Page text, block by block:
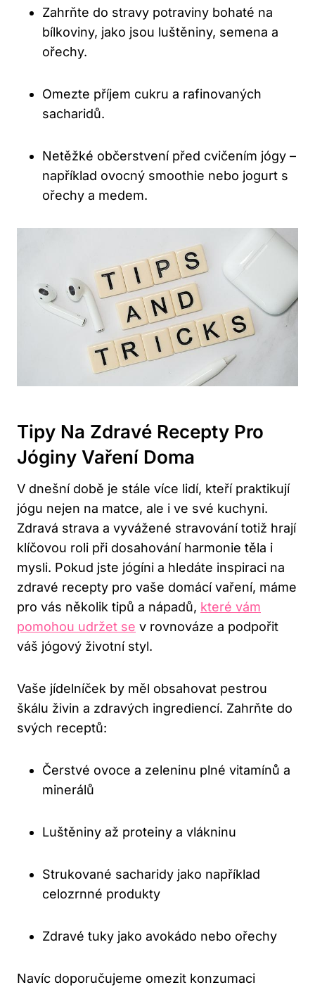
Zahrňte do stravy potraviny bohaté na
bílkoviny, jako jsou luštěniny, semena a
ořechy.
Omezte příjem cukru a rafinovaných
sacharidů.
Netěžké občerstvení před cvičením jógy –
například ovocný smoothie nebo jogurt s
ořechy a medem.
Tipy Na Zdravé Recepty Pro
Jóginy Vaření Doma
V dnešní době je stále více lidí, kteří praktikují
jógu nejen na matce, ale i ve své kuchyni.
Zdravá strava a vyvážené stravování totiž hrají
klíčovou roli při dosahování harmonie těla i
mysli. Pokud jste jógíni a hledáte inspiraci na
zdravé recepty pro vaše domácí vaření, máme
pro vás několik tipů a nápadů, které vám
pomohou udržet se v rovnováze a podpořit
váš jógový životní styl.
Vaše jídelníček by měl obsahovat pestrou
škálu živin a zdravých ingrediencí. Zahrňte do
svých receptů:
Čerstvé ovoce a zeleninu plné vitamínů a
minerálů
Luštěniny až proteiny a vlákninu
Strukované sacharidy jako například
celozrnné produkty
Zdravé tuky jako avokádo nebo ořechy
Navíc doporučujeme omezit konzumaci